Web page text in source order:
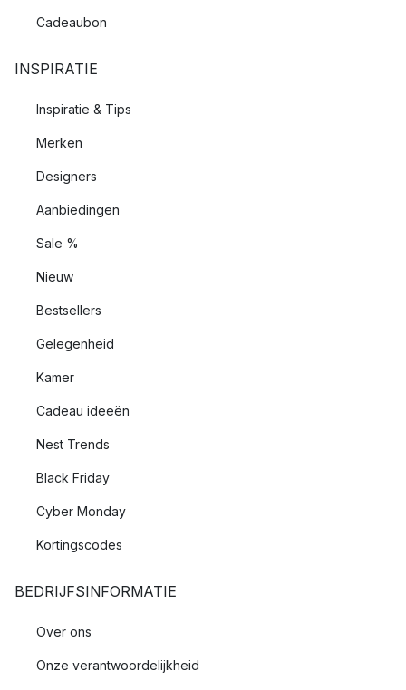
Cadeaubon
INSPIRATIE
Inspiratie & Tips
Merken
Designers
Aanbiedingen
Sale %
Nieuw
Bestsellers
Gelegenheid
Kamer
Cadeau ideeën
Nest Trends
Black Friday
Cyber Monday
Kortingscodes
BEDRIJFSINFORMATIE
Over ons
Onze verantwoordelijkheid